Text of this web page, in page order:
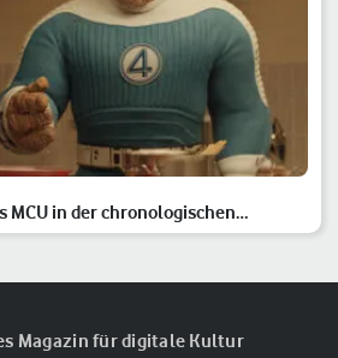
MCU in der chronologischen
Magazin für digitale Kultur